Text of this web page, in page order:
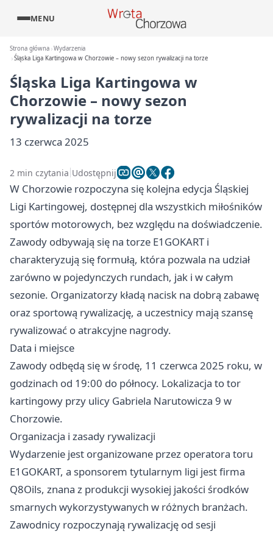
MENU
Strona główna Wydarzenia
Śląska Liga Kartingowa w Chorzowie – nowy sezon rywalizacji na torze
Śląska Liga Kartingowa w
Chorzowie – nowy sezon
rywalizacji na torze
13 czerwca 2025
2 min czytania Udostępnij
W Chorzowie rozpoczyna się kolejna edycja Śląskiej
Ligi Kartingowej, dostępnej dla wszystkich miłośników
sportów motorowych, bez względu na doświadczenie.
Zawody odbywają się na torze E1GOKART i
charakteryzują się formułą, która pozwala na udział
zarówno w pojedynczych rundach, jak i w całym
sezonie. Organizatorzy kładą nacisk na dobrą zabawę
oraz sportową rywalizację, a uczestnicy mają szansę
rywalizować o atrakcyjne nagrody.
Data i miejsce
Zawody odbędą się w środę, 11 czerwca 2025 roku, w
godzinach od 19:00 do północy. Lokalizacja to tor
kartingowy przy ulicy Gabriela Narutowicza 9 w
Chorzowie.
Organizacja i zasady rywalizacji
Wydarzenie jest organizowane przez operatora toru
E1GOKART, a sponsorem tytularnym ligi jest firma
Q8Oils, znana z produkcji wysokiej jakości środków
smarnych wykorzystywanych w różnych branżach.
Zawodnicy rozpoczynają rywalizację od sesji